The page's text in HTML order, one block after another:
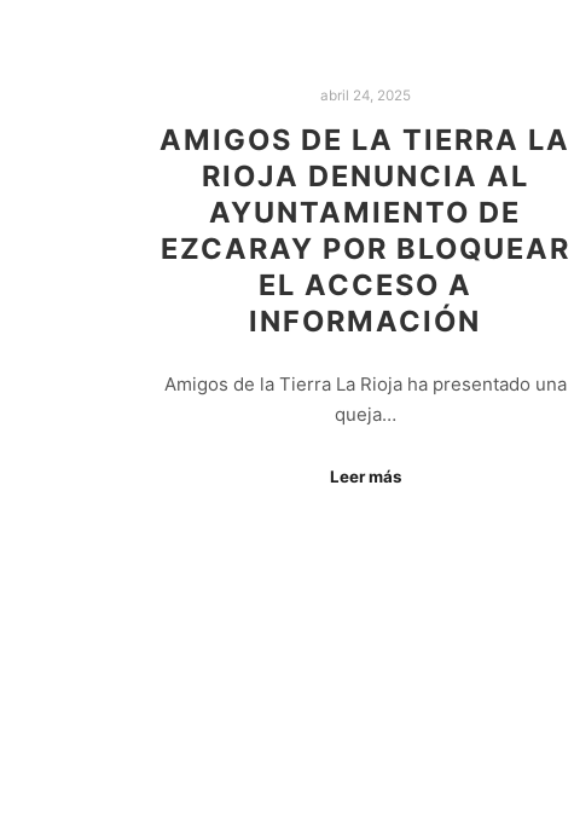
abril 24, 2025
AMIGOS DE LA TIERRA LA
RIOJA DENUNCIA AL
AYUNTAMIENTO DE
EZCARAY POR BLOQUEAR
EL ACCESO A
INFORMACIÓN
Amigos de la Tierra La Rioja ha presentado una
queja…
Leer más